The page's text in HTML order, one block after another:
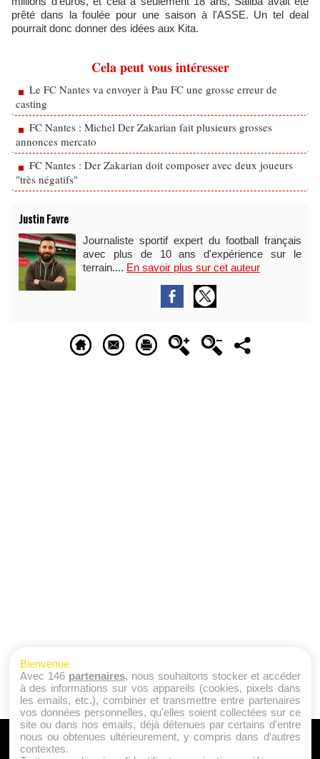
prêté dans la foulée pour une saison à l'ASSE. Un tel deal
pourrait donc donner des idées aux Kita.
Cela peut vous intéresser
Le FC Nantes va envoyer à Pau FC une grosse erreur de
casting
FC Nantes : Michel Der Zakarian fait plusieurs grosses
annonces mercato
FC Nantes : Der Zakarian doit composer avec deux joueurs
"très négatifs"
Justin Favre
Journaliste sportif expert du football français
avec plus de 10 ans d'expérience sur le
terrain.... En savoir plus sur cet auteur
A PROPOS
Bienvenue
Avec 146 partenaires, nous souhaitons stocker et accéder
à des informations sur vos appareils (cookies, pixels dans
les emails, etc.), combiner et transmettre entre partenaires
vos données personnelles, qu'elles soient collectées sur ce
site ou dans nos emails, déjà détenues par certains d'entre
nous ou obtenues ultérieurement, y compris dans d'autres
contextes.